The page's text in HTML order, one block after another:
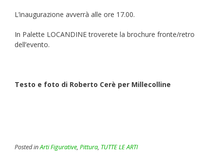
L’inaugurazione avverrà alle ore 17.00.
In Palette LOCANDINE troverete la brochure fronte/retro
dell’evento.
Testo e foto di Roberto Cerè per Millecolline
Posted inArti Figurative, Pittura, TUTTE LE ARTI